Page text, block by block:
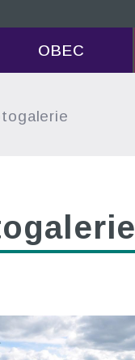
OBEC